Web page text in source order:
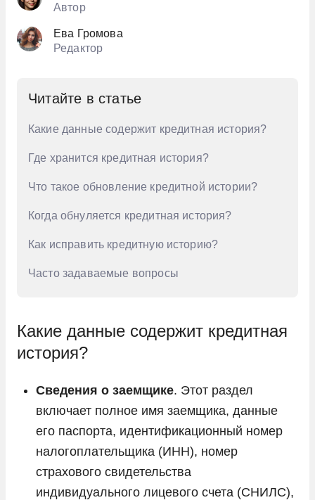
Автор
Ева Громова
Редактор
Читайте в статье
Какие данные содержит кредитная история?
Где хранится кредитная история?
Что такое обновление кредитной истории?
Когда обнуляется кредитная история?
Как исправить кредитную историю?
Часто задаваемые вопросы
Какие данные содержит кредитная
история?
Сведения о заемщике. Этот раздел
включает полное имя заемщика, данные
его паспорта, идентификационный номер
налогоплательщика (ИНН), номер
страхового свидетельства
индивидуального лицевого счета (СНИЛС),